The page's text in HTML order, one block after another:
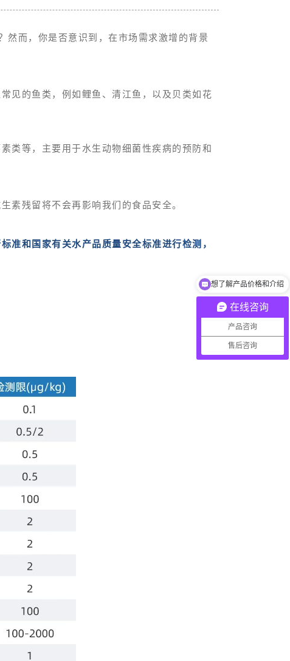
而，你是否意识到，在市场需求激增的背景
见的鱼类，例如鲤鱼、清江鱼，以及贝类如花
类等，主要用于水生动物细菌性疾病的预防和
素残留将不会再影响我们的食品安全。
准和国家有关水产品质量安全标准进行检测，
在线咨询
产品咨询
售后咨询